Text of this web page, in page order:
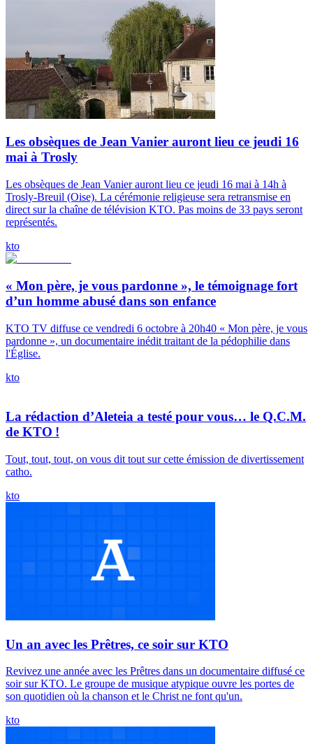
Les obsèques de Jean Vanier auront lieu ce jeudi 16
mai à Trosly
Les obsèques de Jean Vanier auront lieu ce jeudi 16 mai à 14h à
Trosly-Breuil (Oise). La cérémonie religieuse sera retransmise en
direct sur la chaîne de télévision KTO. Pas moins de 33 pays seront
représentés.
kto
« Mon père, je vous pardonne », le témoignage fort
d’un homme abusé dans son enfance
KTO TV diffuse ce vendredi 6 octobre à 20h40 « Mon père, je vous
pardonne », un documentaire inédit traitant de la pédophilie dans
l'Église.
kto
La rédaction d’Aleteia a testé pour vous… le Q.C.M.
de KTO !
Tout, tout, tout, on vous dit tout sur cette émission de divertissement
catho.
kto
Un an avec les Prêtres, ce soir sur KTO
Revivez une année avec les Prêtres dans un documentaire diffusé ce
soir sur KTO. Le groupe de musique atypique ouvre les portes de
son quotidien où la chanson et le Christ ne font qu'un.
kto